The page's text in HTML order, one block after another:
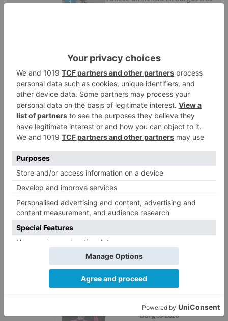
1
2
Villatoro da el primer paso para
dejar atrás su aislamiento con el
inicio de la senda peatonal y
ciclista
3
Un hombre de 80 años resulta
herido en Burgos tras la colisión
entre un turismo y un camión
4
el día de su patrón
5
La Guardia Civil desmonta la
desaparecer 3.256 euros
LO ÚLTIMO
Felix Gall ganador de la Vuelta a
Burgos 2026